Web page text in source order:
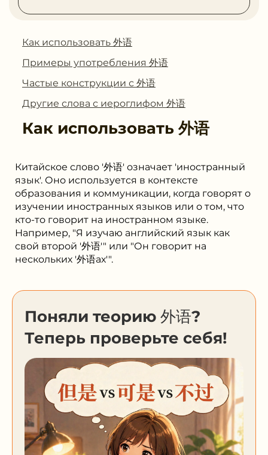
Как использовать 外语
Примеры употребления 外语
Частые конструкции с 外语
Другие слова с иероглифом 外语
Как использовать 外语
Китайское слово '外语' означает 'иностранный
язык'. Оно используется в контексте
образования и коммуникации, когда говорят о
изучении иностранных языков или о том, что
кто-то говорит на иностранном языке.
Например, "Я изучаю английский язык как
свой второй '外语'" или "Он говорит на
нескольких '外语ах'".
Поняли теорию 外语?
Теперь проверьте себя!